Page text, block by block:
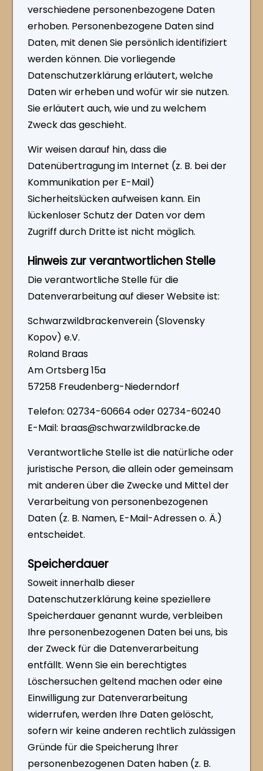
verschiedene personenbezogene Daten
erhoben. Personenbezogene Daten sind
Daten, mit denen Sie persönlich identifiziert
werden können. Die vorliegende
Datenschutzerklärung erläutert, welche
Daten wir erheben und wofür wir sie nutzen.
Sie erläutert auch, wie und zu welchem
Zweck das geschieht.
Wir weisen darauf hin, dass die
Datenübertragung im Internet (z. B. bei der
Kommunikation per E-Mail)
Sicherheitslücken aufweisen kann. Ein
lückenloser Schutz der Daten vor dem
Zugriff durch Dritte ist nicht möglich.
Hinweis zur verantwortlichen Stelle
Die verantwortliche Stelle für die
Datenverarbeitung auf dieser Website ist:
Schwarzwildbrackenverein (Slovensky
Kopov) e.V.
Roland Braas
Am Ortsberg 15a
57258 Freudenberg-Niederndorf
Telefon: 02734-60664 oder 02734-60240
E-Mail: braas@schwarzwildbracke.de
Verantwortliche Stelle ist die natürliche oder
juristische Person, die allein oder gemeinsam
mit anderen über die Zwecke und Mittel der
Verarbeitung von personenbezogenen
Daten (z. B. Namen, E-Mail-Adressen o. Ä.)
entscheidet.
Speicherdauer
Soweit innerhalb dieser
Datenschutzerklärung keine speziellere
Speicherdauer genannt wurde, verbleiben
Ihre personenbezogenen Daten bei uns, bis
der Zweck für die Datenverarbeitung
entfällt. Wenn Sie ein berechtigtes
Löschersuchen geltend machen oder eine
Einwilligung zur Datenverarbeitung
widerrufen, werden Ihre Daten gelöscht,
sofern wir keine anderen rechtlich zulässigen
Gründe für die Speicherung Ihrer
personenbezogenen Daten haben (z. B.